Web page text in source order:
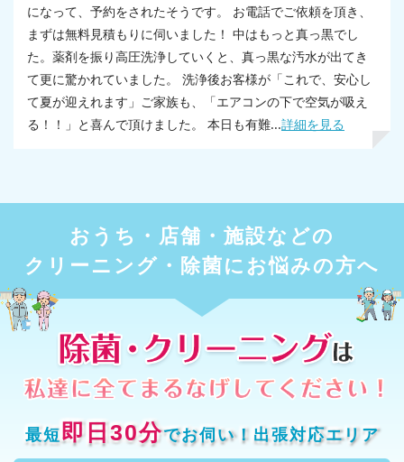
になって、予約をされたそうです。 お電話でご依頼を頂き、
まずは無料見積もりに伺いました！ 中はもっと真っ黒でし
た。薬剤を振り高圧洗浄していくと、真っ黒な汚水が出てき
て更に驚かれていました。 洗浄後お客様が「これで、安心し
て夏が迎えれます」ご家族も、「エアコンの下で空気が吸え
る！！」と喜んで頂けました。 本日も有難...詳細を見る
おうち・店舗・施設などの
クリーニング・除菌にお悩みの方へ
最短即日30分でお伺い！出張対応エリア